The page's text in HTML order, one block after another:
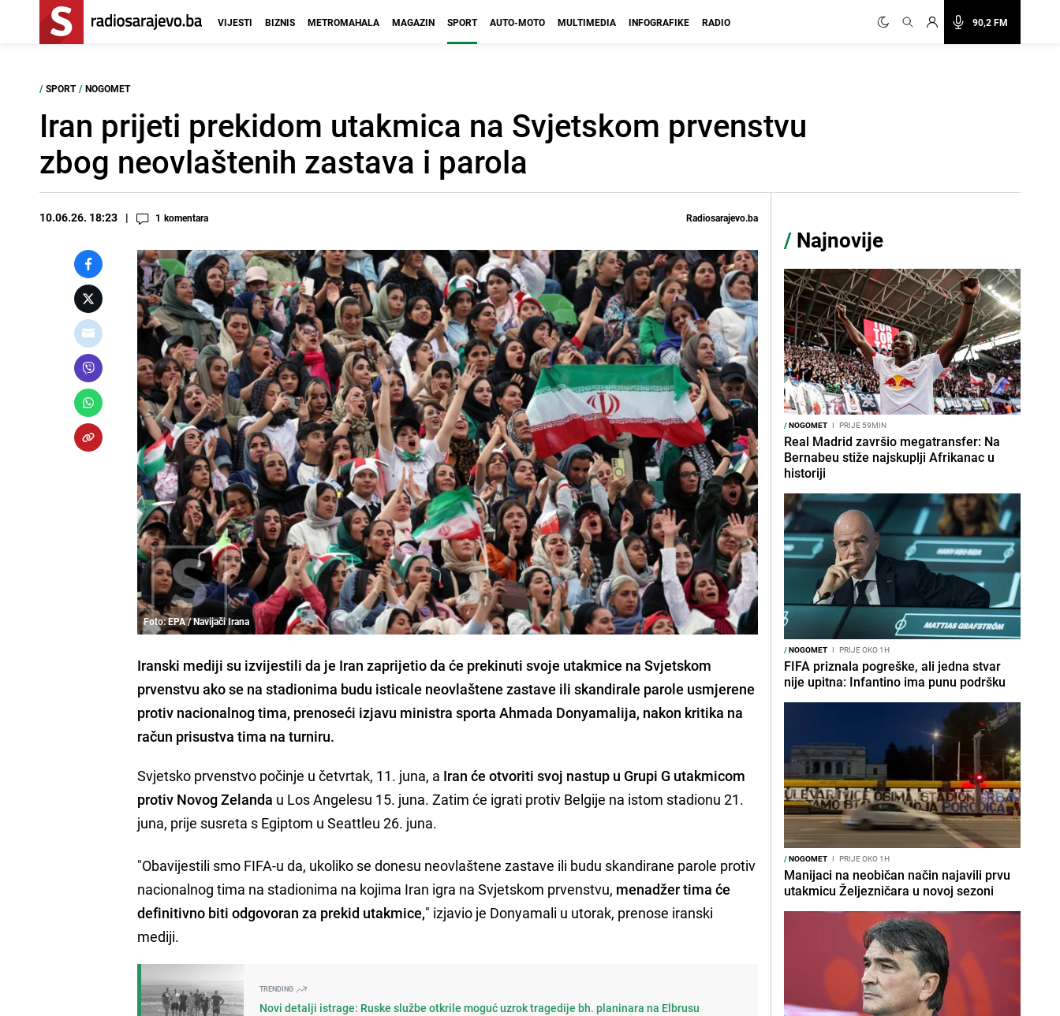
90,2 FM
VIJESTI BIZNIS METROMAHALA MAGAZIN SPORT AUTO-MOTO MULTIMEDIA INFOGRAFIKE RADIO
/ SPORT / NOGOMET
Iran prijeti prekidom utakmica na Svjetskom prvenstvu
zbog neovlaštenih zastava i parola
10.06.26. 18:23 1 komentara Radiosarajevo.ba
Foto: EPA / Navijači Irana
Iranski mediji su izvijestili da je Iran zaprijetio da će prekinuti svoje utakmice na Svjetskom
prvenstvu ako se na stadionima budu isticale neovlaštene zastave ili skandirale parole usmjerene
protiv nacionalnog tima, prenoseći izjavu ministra sporta Ahmada Donyamalija, nakon kritika na
račun prisustva tima na turniru.
Svjetsko prvenstvo počinje u četvrtak, 11. juna, a Iran će otvoriti svoj nastup u Grupi G utakmicom
protiv Novog Zelanda u Los Angelesu 15. juna. Zatim će igrati protiv Belgije na istom stadionu 21.
juna, prije susreta s Egiptom u Seattleu 26. juna.
"Obavijestili smo FIFA-u da, ukoliko se donesu neovlaštene zastave ili budu skandirane parole protiv
nacionalnog tima na stadionima na kojima Iran igra na Svjetskom prvenstvu, menadžer tima će
definitivno biti odgovoran za prekid utakmice," izjavio je Donyamali u utorak, prenose iranski
mediji.
TRENDING
Novi detalji istrage: Ruske službe otkrile moguć uzrok tragedije bh. planinara na Elbrusu
/ Najnovije
/NOGOMET I PRIJE 59MIN
Real Madrid završio megatransfer: Na
Bernabeu stiže najskuplji Afrikanac u
historiji
/NOGOMET I PRIJE OKO 1H
FIFA priznala pogreške, ali jedna stvar
nije upitna: Infantino ima punu podršku
/NOGOMET I PRIJE OKO 1H
Manijaci na neobičan način najavili prvu
utakmicu Željezničara u novoj sezoni